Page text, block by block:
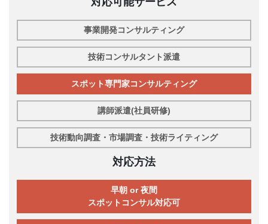
事業開発コンサルティング
技術コンサルタント派遣
スポット専門家コンサルティング
講師派遣(社員研修)
技術動向調査・市場調査・技術ライティング
対応方法
早朝 or 夜間
スポットコンサル対応可